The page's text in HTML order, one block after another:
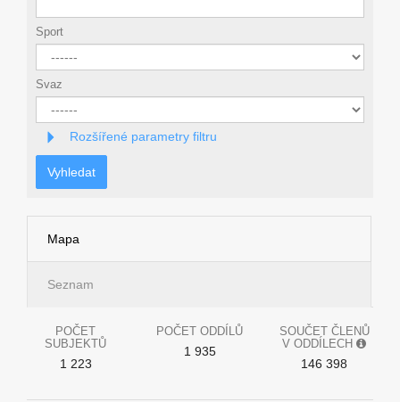
Sport
Svaz
Rozšířené parametry filtru
Vyhledat
Mapa
Seznam
POČET
SUBJEKTŮ
1 223
POČET ODDÍLŮ
1 935
SOUČET ČLENŮ
V ODDÍLECH
146 398